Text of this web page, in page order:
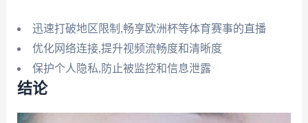
迅速打破地区限制,畅享欧洲杯等体育赛事的直播
优化网络连接,提升视频流畅度和清晰度
保护个人隐私,防止被监控和信息泄露
结论